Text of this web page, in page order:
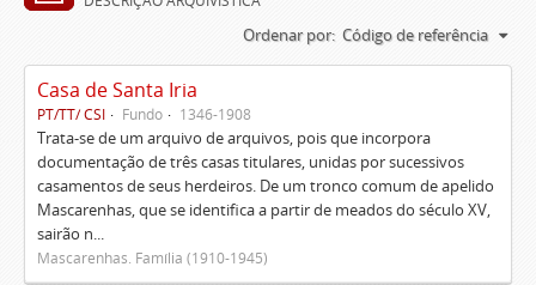
Ordenar por: Código de referência
Casa de Santa Iria
PT/TT/ CSI Fundo 1346-1908
Trata-se de um arquivo de arquivos, pois que incorpora
documentação de três casas titulares, unidas por sucessivos
casamentos de seus herdeiros. De um tronco comum de apelido
Mascarenhas, que se identifica a partir de meados do século XV,
sairão n...
Mascarenhas. Família (1910-1945)